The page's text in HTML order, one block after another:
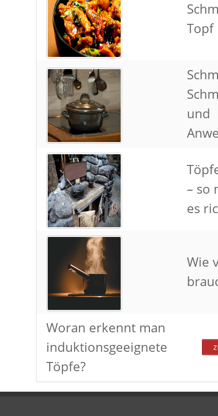
Topf
und
– so
es
Wie
Woran erkennt man
induktionsgeeignete
Töpfe?